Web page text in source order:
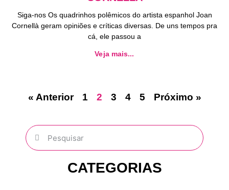
Siga-nos Os quadrinhos polêmicos do artista espanhol Joan
Cornellà geram opiniões e críticas diversas. De uns tempos pra
cá, ele passou a
Veja mais...
« Anterior 1 2 3 4 5 Próximo »
CATEGORIAS